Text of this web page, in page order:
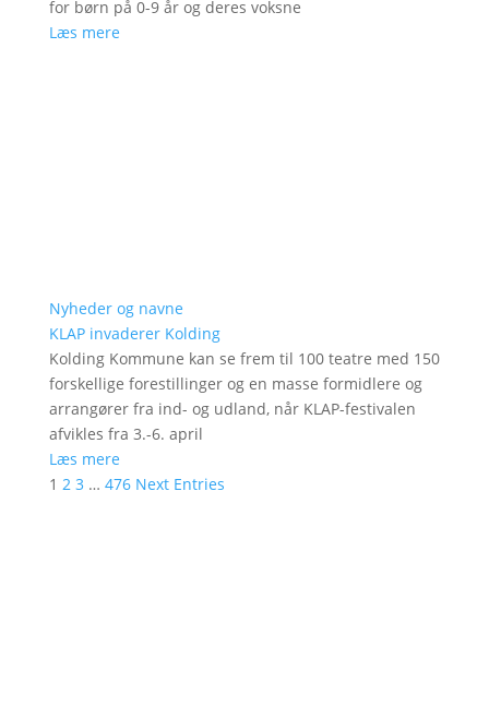
for børn på 0-9 år og deres voksne
Læs mere
Nyheder og navne
KLAP invaderer Kolding
Kolding Kommune kan se frem til 100 teatre med 150
forskellige forestillinger og en masse formidlere og
arrangører fra ind- og udland, når KLAP-festivalen
afvikles fra 3.-6. april
Læs mere
1 2 3 … 476 Next Entries